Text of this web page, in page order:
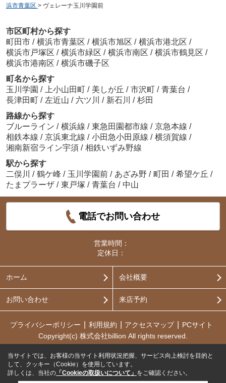
浜市青葉区 > ヴェレーナ玉川学園前
市区町村から探す
町田市 / 横浜市青葉区 / 横浜市旭区 / 横浜市港北区 /
横浜市戸塚区 / 横浜市緑区 / 横浜市南区 / 横浜市鶴見区 /
横浜市港南区 / 横浜市磯子区
町名から探す
玉川学園 / 上小山田町 / 美しが丘 / 市沢町 / 青葉台 /
長津田町 / 左近山 / 六ツ川 / 新石川 / 杉田
路線から探す
ブルーライン / 横浜線 / 東急田園都市線 / 京急本線 /
相鉄本線 / 京浜東北線 / 小田急小田原線 / 横須賀線 /
湘南新宿ライン宇須 / 相鉄いずみ野線
駅から探す
二俣川
/ 鶴ケ峰 / 玉川学園前 / あざみ野 / 町田 / 希望ケ丘 /
たまプラーザ / 東戸塚 / 青葉台 / 中山
電話でお問い合わせ
営業時間：
定休日：
ホーム 会社概要
お問い合わせ 来店予約
プライバシーポリシー 利用規約 アクセスマップ
PCサイト
Copyright(c) 株式会社billion All rights reserved.
当サイトでは、お客様の当サイト利用状況把握、サービス向上検討を目的と
して、クッキー（Cookie）を使用しています。
詳しくは、当社の 「Cookieの取扱いについて」 をご確認ください。